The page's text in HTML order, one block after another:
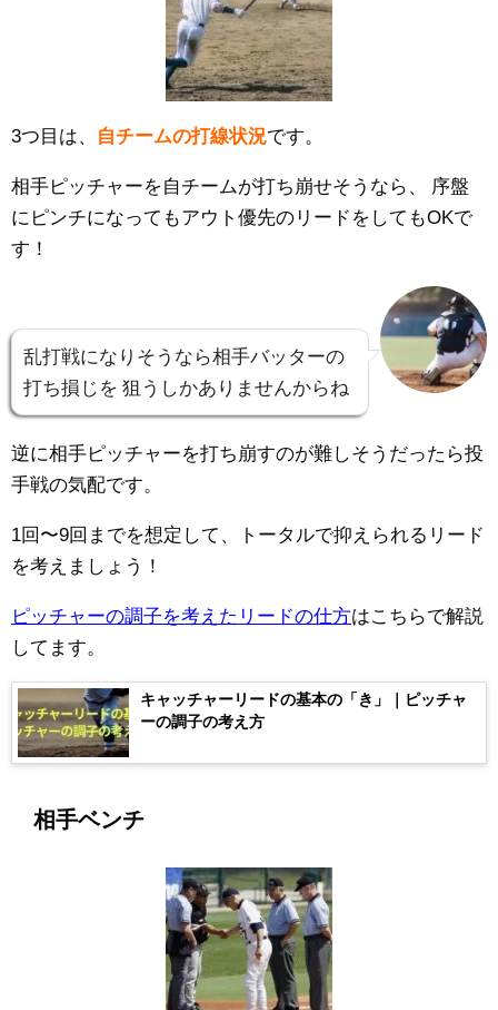
3つ目は、 自チームの打線状況です。
相手ピッチャーを自チームが打ち崩せそうなら、
序盤
にピンチになってもアウト優先のリードをしてもOKで
す！
乱打戦になりそうなら相手バッターの
打ち損じを 狙うしかありませんからね
逆に相手ピッチャーを打ち崩すのが難しそうだったら投
手戦の気配です。
1回〜9回までを想定して、トータルで抑えられるリード
を考えましょう！
ピッチャーの調子を考えたリードの仕方はこちらで解説
してます。
キャッチャーリードの基本の「き」｜ピッチャ
ーの調子の考え方
相手ベンチ